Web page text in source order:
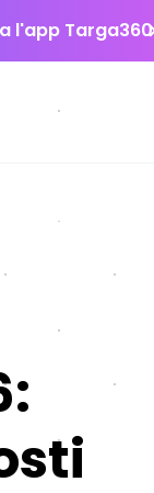
l'app Targa360